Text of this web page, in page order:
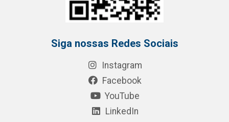
Siga nossas Redes Sociais
Instagram
Facebook
YouTube
LinkedIn